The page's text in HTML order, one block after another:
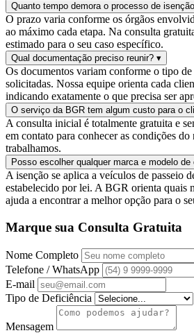
Quanto tempo demora o processo de
O prazo varia conforme os órgãos
ao máximo cada etapa. Na consulta
estimado para o seu caso específico.
Qual documentação preciso reunir? ▾
Os documentos variam conforme o tipo
solicitadas. Nossa equipe orienta cada
indicando exatamente o que precisa ser
O serviço da BGR tem algum custo para o
A consulta inicial é totalmente gratuita e
em contato para conhecer as condições
trabalhamos.
Posso escolher qualquer marca e modelo de
A isenção se aplica a veículos de passeio
estabelecido por lei. A BGR orienta quais
ajuda a encontrar a melhor opção para o
Marque sua Consulta Gratuita
Nome Completo
Telefone / WhatsApp
E-mail
Tipo de Deficiência
Mensagem